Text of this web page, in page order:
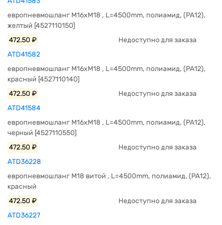
европневмошланг M16xM18 , L=4500mm, полиамид, (PA12),
желтый [4527110150]
472.50 ₽
Недоступно для заказа
ATD41582
европневмошланг M16xM18 , L=4500mm, полиамид, (PA12),
красный [4527110140]
472.50 ₽
Недоступно для заказа
ATD41584
европневмошланг M16xM18 , L=4500mm, полиамид, (PA12),
черный [4527110550]
472.50 ₽
Недоступно для заказа
ATD36228
европневмошланг M18 витой , L=4500mm, полиамид, (PA12),
красный
472.50 ₽
Недоступно для заказа
ATD36227